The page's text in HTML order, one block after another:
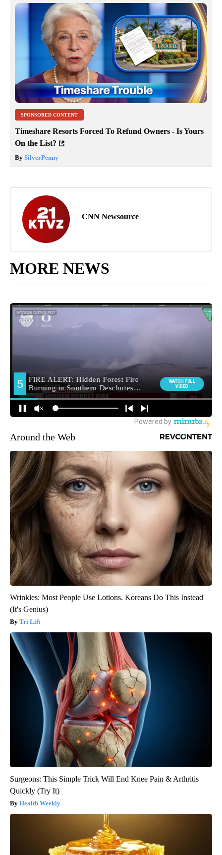
SPONSORED CONTENT
Timeshare Resorts Forced To Refund Owners - Is Yours
On the List?
By SilverPenny
CNN Newsource
MORE NEWS
Around the Web
Wrinkles: Most People Use Lotions. Koreans Do This Instead
(It's Genius)
Tri Lift
Surgeons: This Simple Trick Will End Knee Pain & Arthritis
Quickly (Try It)
Health Weekly